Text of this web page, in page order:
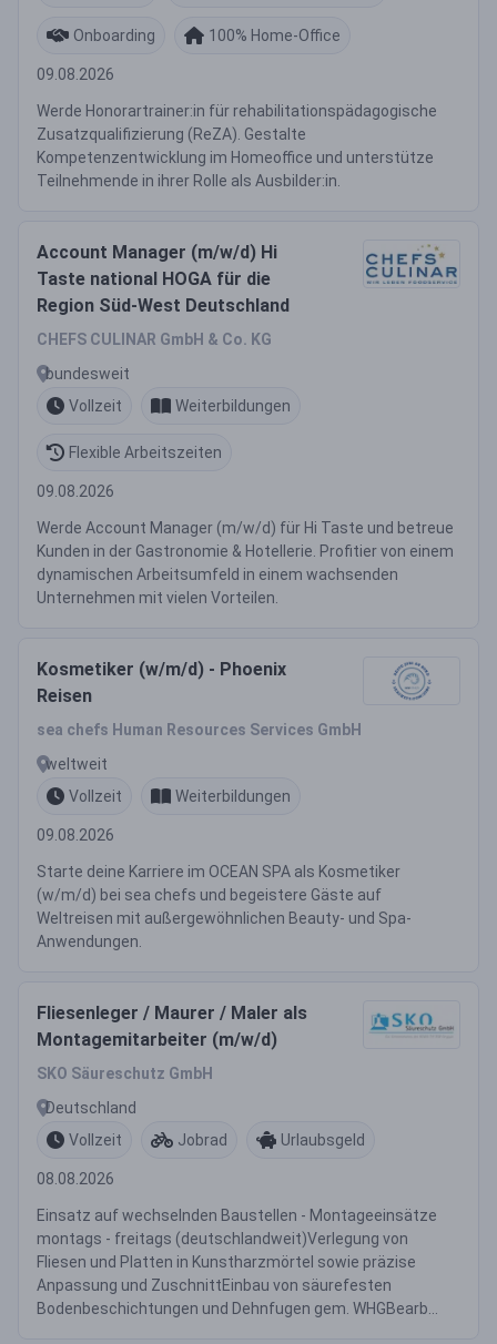
Onboarding 100% Home-Office
09.08.2026
Werde Honorartrainer:in für rehabilitationspädagogische
Zusatzqualifizierung (ReZA). Gestalte
Kompetenzentwicklung im Homeoffice und unterstütze
Teilnehmende in ihrer Rolle als Ausbilder:in.
Account Manager (m/w/d) Hi
Taste national HOGA für die
Region Süd-West Deutschland
CHEFS CULINAR GmbH & Co. KG
bundesweit
Vollzeit
Weiterbildungen
Flexible Arbeitszeiten
09.08.2026
Werde Account Manager (m/w/d) für Hi Taste und betreue
Kunden in der Gastronomie & Hotellerie. Profitier von einem
dynamischen Arbeitsumfeld in einem wachsenden
Unternehmen mit vielen Vorteilen.
Kosmetiker (w/m/d) - Phoenix
Reisen
sea chefs Human Resources Services GmbH
weltweit
Vollzeit
Weiterbildungen
09.08.2026
Starte deine Karriere im OCEAN SPA als Kosmetiker
(w/m/d) bei sea chefs und begeistere Gäste auf
Weltreisen mit außergewöhnlichen Beauty- und Spa-
Anwendungen.
Fliesenleger / Maurer / Maler als
Montagemitarbeiter (m/w/d)
SKO Säureschutz GmbH
Deutschland
Vollzeit
Jobrad Urlaubsgeld
08.08.2026
Einsatz auf wechselnden Baustellen - Montageeinsätze
montags - freitags (deutschlandweit)Verlegung von
Fliesen und Platten in Kunstharzmörtel sowie präzise
Anpassung und ZuschnittEinbau von säurefesten
Bodenbeschichtungen und Dehnfugen gem. WHGBearb...